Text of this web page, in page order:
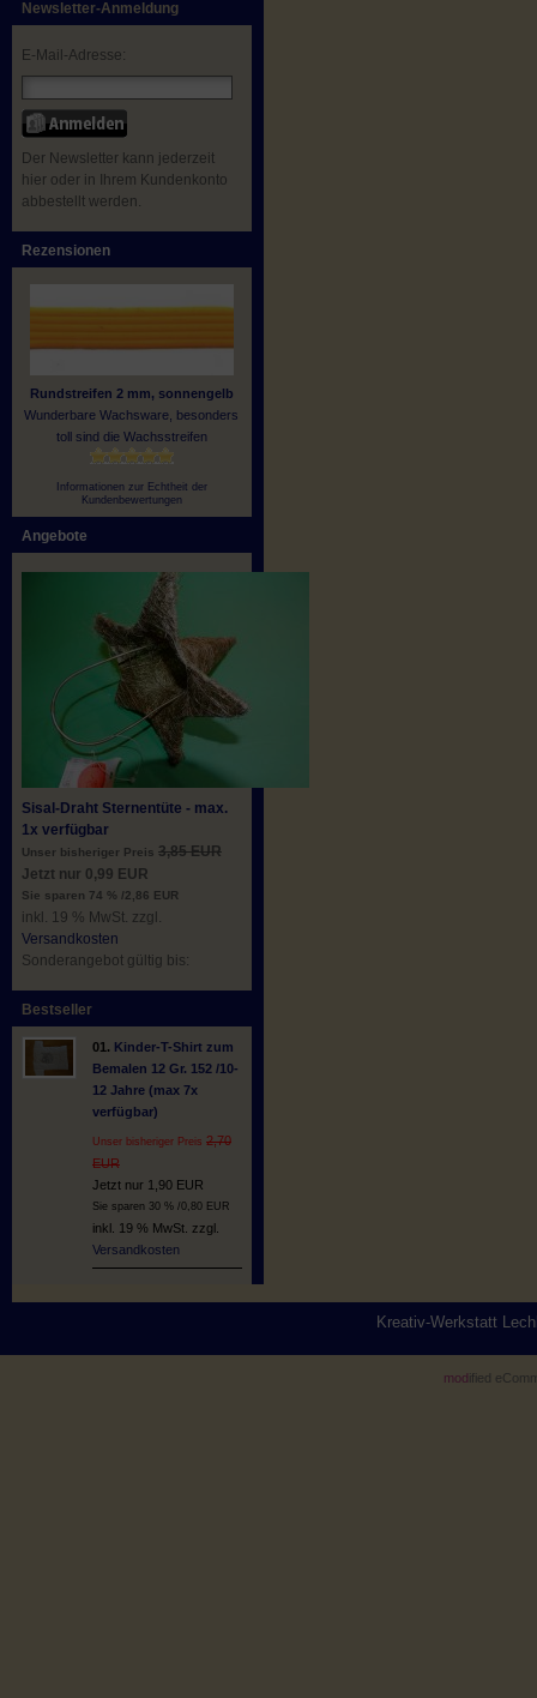
Newsletter-Anmeldung
E-Mail-Adresse:
Der Newsletter kann jederzeit
hier oder in Ihrem Kundenkonto
abbestellt werden.
Rezensionen
Rundstreifen 2 mm, sonnengelb
Wunderbare Wachsware, besonders
toll sind die Wachsstreifen
Informationen zur Echtheit der
Kundenbewertungen
Angebote
Sisal-Draht Sternentüte - max.
1x verfügbar
Unser bisheriger Preis 3,85 EUR
Jetzt nur 0,99 EUR
Sie sparen 74 % /2,86 EUR
inkl. 19 % MwSt. zzgl.
Versandkosten
Sonderangebot gültig bis:
Bestseller
01. Kinder-T-Shirt zum
Bemalen 12 Gr. 152 /10-
12 Jahre (max 7x
verfügbar)
Unser bisheriger Preis 2,70
EUR
Jetzt nur 1,90 EUR
Sie sparen 30 % /0,80 EUR
inkl. 19 % MwSt. zzgl.
Versandkosten
Kreativ-Werkstatt
mod ified